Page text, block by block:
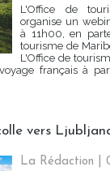
L'Office de
organise un
à 11h00, en
tourisme de
L'Office de
français à
vers
La Rédaction |